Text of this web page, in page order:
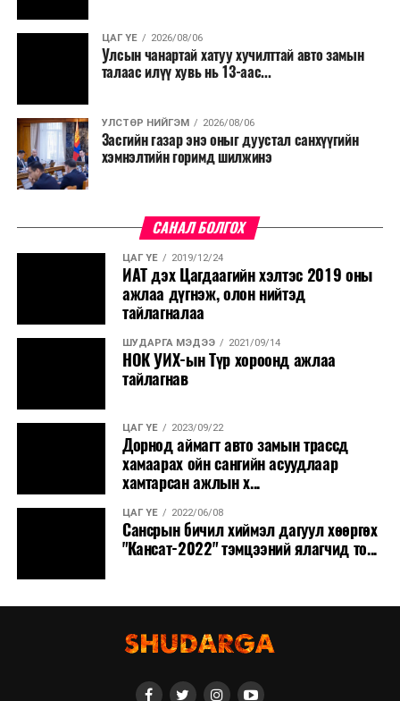
ЦАГ ҮЕ 2026/08/06
Улсын чанартай хатуу хучилттай авто замын
талаас илүү хувь нь 13-аас...
УЛСТӨР НИЙГЭМ 2026/08/06
Засгийн газар энэ оныг дуустал санхүүгийн
хэмнэлтийн горимд шилжинэ
САНАЛ БОЛГОХ
ЦАГ ҮЕ 2019/12/24
ИАТ дэх Цагдаагийн хэлтэс 2019 оны
ажлаа дүгнэж, олон нийтэд
тайлагналаа
ШУДАРГА МЭДЭЭ 2021/09/14
НОК УИХ-ын Түр хороонд ажлаа
тайлагнав
ЦАГ ҮЕ 2023/09/22
Дорнод аймагт авто замын трассд
хамаарах ойн сангийн асуудлаар
хамтарсан ажлын х...
ЦАГ ҮЕ 2022/06/08
Сансрын бичил хиймэл дагуул хөөргөх
"Кансат-2022" тэмцээний ялагчид то...